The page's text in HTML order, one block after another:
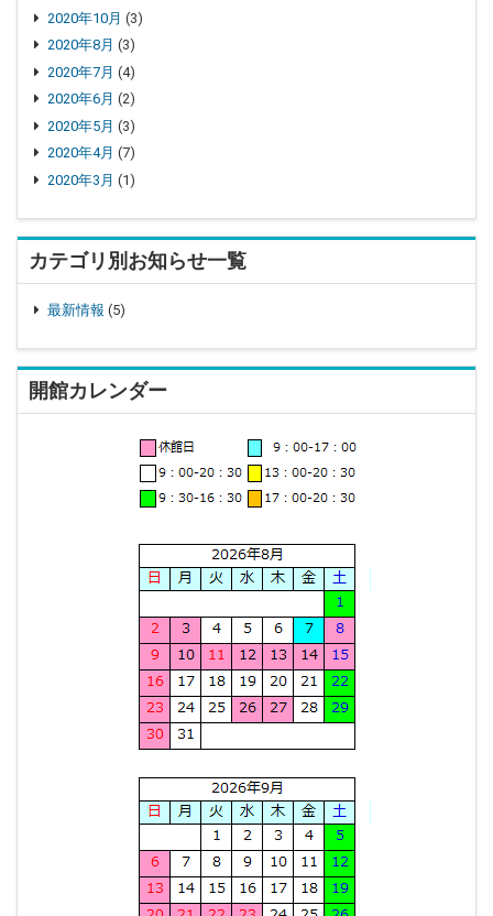
2020年10月 (3)
2020年8月 (3)
2020年7月 (4)
2020年6月 (2)
2020年5月 (3)
2020年4月 (7)
2020年3月 (1)
カテゴリ別お知らせ一覧
最新情報 (5)
開館カレンダー